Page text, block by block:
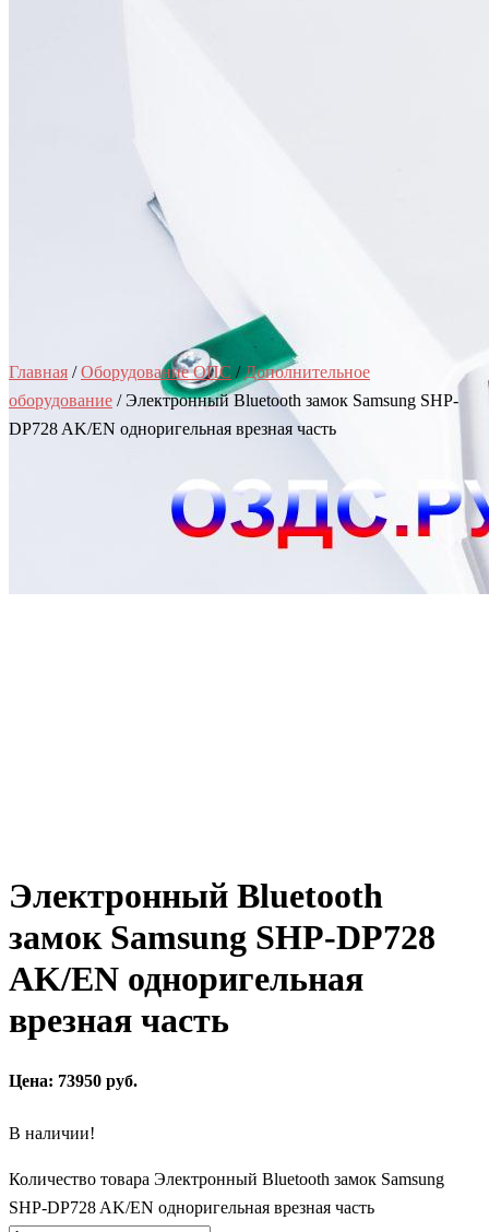
Главная /Оборудование ОПС /Дополнительное
оборудование / Электронный Bluetooth замок Samsung SHP-
DP728 AK/EN одноригельная врезная часть
Электронный Bluetooth
замок Samsung SHP-DP728
AK/EN одноригельная
врезная часть
Цена: 73950 руб.
В наличии!
Количество товара Электронный Bluetooth замок Samsung
SHP-DP728 AK/EN одноригельная врезная часть